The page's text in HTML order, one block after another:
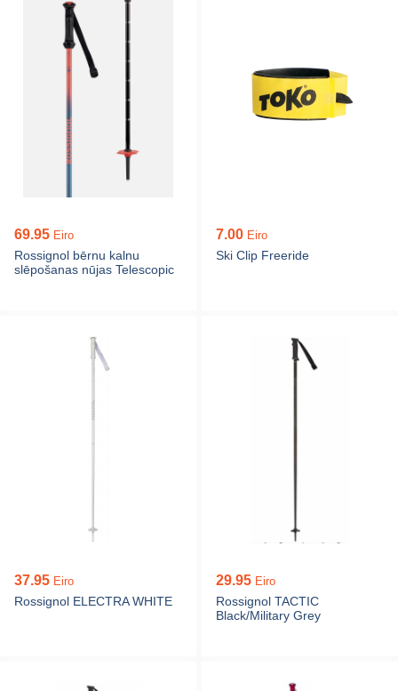
69.95 Eiro
Rossignol bērnu kalnu
slēpošanas nūjas Telescopic
7.00 Eiro
Ski Clip Freeride
37.95 Eiro
Rossignol ELECTRA WHITE
29.95 Eiro
Rossignol TACTIC
Black/Military Grey